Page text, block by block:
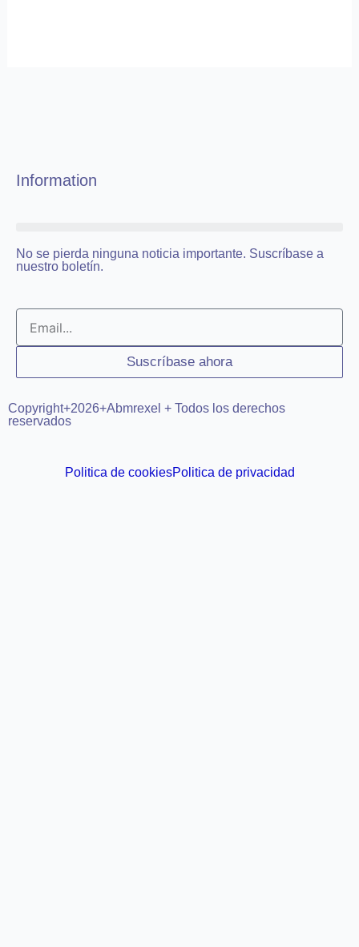
Information
No se pierda ninguna noticia importante. Suscríbase a
nuestro boletín.
Suscríbase ahora
Copyright+2026+Abmrexel + Todos los derechos
reservados
Politica de cookiesPolitica de privacidad